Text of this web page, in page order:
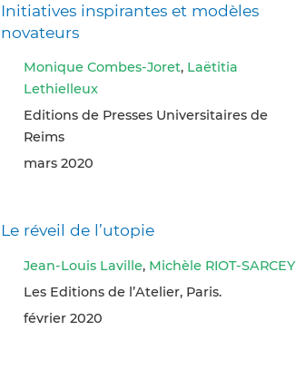
Initiatives inspirantes et modèles
novateurs
Monique Combes-Joret, Laëtitia
Lethielleux
Editions de Presses Universitaires de
Reims
mars 2020
Le réveil de l’utopie
Jean-Louis Laville, Michèle RIOT-SARCEY
Les Editions de l’Atelier, Paris.
février 2020